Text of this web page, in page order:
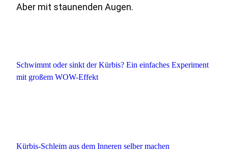
Aber mit staunenden Augen.
Schwimmt oder sinkt der Kürbis? Ein einfaches Experiment
mit großem WOW-Effekt
Kürbis-Schleim aus dem Inneren selber machen